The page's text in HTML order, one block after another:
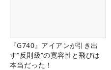
『G740』アイアンが引き出
す“反則級”の寛容性と飛びは
本当だった！